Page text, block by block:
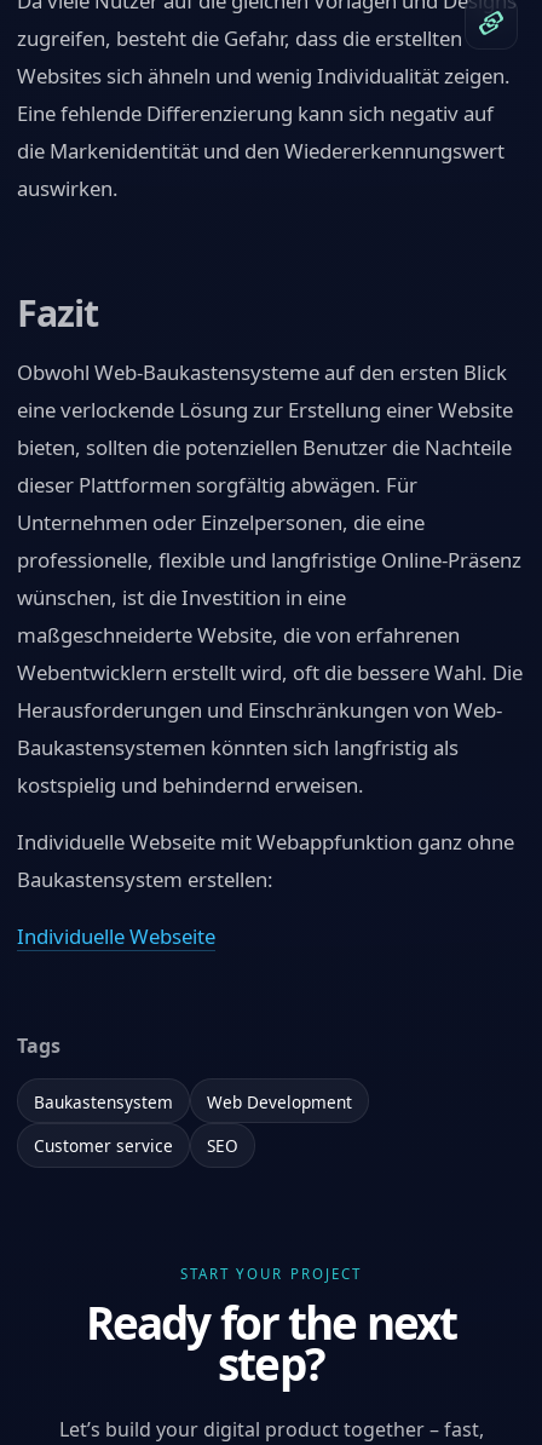
zugreifen, besteht die Gefahr, dass die erstellten
Websites sich ähneln und wenig Individualität zeigen.
Eine fehlende Differenzierung kann sich negativ auf
die Markenidentität und den Wiedererkennungswert
auswirken.
Fazit
Obwohl Web-Baukastensysteme auf den ersten Blick
eine verlockende Lösung zur Erstellung einer Website
bieten, sollten die potenziellen Benutzer die Nachteile
dieser Plattformen sorgfältig abwägen. Für
Unternehmen oder Einzelpersonen, die eine
professionelle, flexible und langfristige Online-Präsenz
wünschen, ist die Investition in eine
maßgeschneiderte Website, die von erfahrenen
Webentwicklern erstellt wird, oft die bessere Wahl. Die
Herausforderungen und Einschränkungen von Web-
Baukastensystemen könnten sich langfristig als
kostspielig und behindernd erweisen.
Individuelle Webseite mit Webappfunktion ganz ohne
Baukastensystem erstellen:
Individuelle Webseite
Tags
Baukastensystem
Web Development
Customer service
SEO
START YOUR PROJECT
Ready for the next
step?
Let’s build your digital product together – fast,